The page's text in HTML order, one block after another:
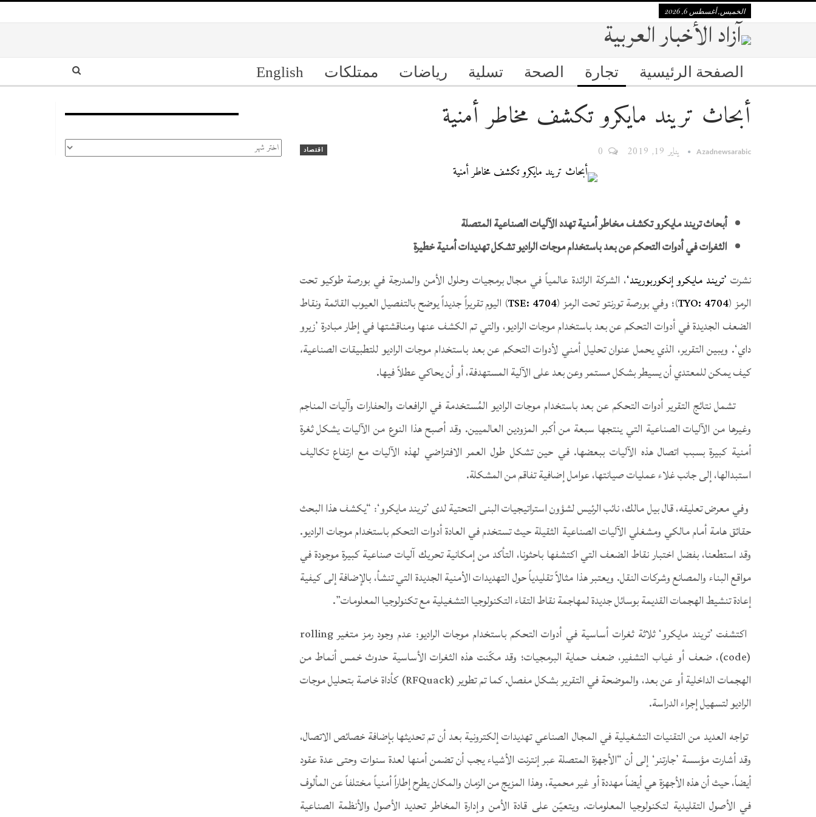
الخميس, أغسطس 6, 2026
الصفحة الرئيسية تجارة الصحة تسلية رياضات ممتلكات English
أبحاث تريند مايكرو تكشف مخاطر أمنية
اقتصاد Azadnewsarabic يناير 19, 2019
أبحاث تريند مايكرو تكشف مخاطر أمنية تهدد الآليات الصناعية المتصلة‏
‏‏الثغرات في أدوات التحكم عن بعد باستخدام موجات الراديو تشكل تهديدات أمنية خطيرة‏
‏‏نشرت ‏ ‏’تريند مايكرو إنكوربوريتد‘‏‏، الشركة الرائدة عالمياً في مجال برمجيات وحلول الأمن والمدرجة في بورصة طوكيو تحت
الرمز‏‏ (‏‎TYO: 4704‎‏)‏‏؛ وفي بورصة تورنتو تحت الرمز (‏‎TSE: 4704‎‏) اليوم تقريراً جديداً يوضح بالتفصيل العيوب القائمة ونقاط
الضعف الجديدة في أدوات التحكم عن بعد باستخدام موجات الراديو، والتي تم الكشف عنها ومناقشتها في إطار مبادرة ’زيرو
داي‘. ويبين التقرير، الذي يحمل عنوان ‏‏تحليل أمني لأدوات التحكم عن بعد باستخدام موجات الراديو للتطبيقات الصناعية‏‏،‏
كيف يمكن للمعتدي أن يسيطر بشكل مستمر وعن بعد على الآلية المستهدفة، أو أن يحاكي عطلاً فيها.‏
‏‎ ‎‏‏تشمل نتائج التقرير أدوات التحكم عن بعد باستخدام موجات الراديو المُستخدمة في الرافعات والحفارات وآليات المناجم
وغيرها من الآليات الصناعية التي ينتجها سبعة من أكبر المزودين العالميين. وقد أصبح هذا النوع من الآليات يشكل ثغرة
أمنية كبيرة بسبب اتصال هذه الآليات ببعضها.‏‏ ‏‏في حين تشكل طول العمر الافتراضي لهذه الآليات مع ارتفاع تكاليف
استبدالها، إلى جانب غلاء عمليات صيانتها، عوامل إضافية تفاقم من المشكلة.‏
‏‎ ‎‏‏وفي معرض تعليقه، قال بيل مالك، نائب الرئيس لشؤون استراتيجيات البنى التحتية لدى ’تريند مايكرو‘: “يكشف هذا البحث
حقائق هامة أمام مالكي ومشغلي الآليات الصناعية الثقيلة حيث تستخدم في العادة أدوات التحكم باستخدام موجات الراديو.
وقد استطعنا، بفضل اختبار نقاط الضعف التي اكتشفها باحثونا، التأكد من إمكانية تحريك آليات صناعية كبيرة موجودة في
مواقع البناء والمصانع وشركات النقل. ويعتبر هذا مثالاً تقليدياً حول التهديدات الأمنية الجديدة التي تنشأ، بالإضافة إلى كيفية
إعادة تنشيط الهجمات القديمة بوسائل جديدة لمهاجمة نقاط التقاء التكنولوجيا التشغيلية مع تكنولوجيا المعلومات”.‏
‏‎ ‎‏‏اكتشفت ’تريند مايكرو‘ ثلاثة ثغرات أساسية في أدوات التحكم باستخدام موجات الراديو: عدم وجود رمز متغير ‏‎rolling
code)‎‏)‏‏، ضعف أو غياب التشفير، ضعف حماية البرمجيات؛ وقد مكّنت هذه الثغرات الأساسية حدوث خمس أنماط من
الهجمات الداخلية أو عن بعد، والموضحة في التقرير بشكل مفصل. كما تم تطوير ‏‎RFQuack)‎‏)‏‏ كأداة خاصة بتحليل موجات
الراديو لتسهيل إجراء الدراسة.‏
‏‎ ‎‏‏تواجه العديد من التقنيات التشغيلية في المجال الصناعي تهديدات إلكترونية بعد أن تم تحديثها بإضافة خصائص الاتصال،‏‏
وقد أشارت مؤسسة ’جارتنر‘ إلى أن “الأجهزة المتصلة عبر إنترنت الأشياء يجب أن تضمن أمنها لعدة سنوات وحتى عدة عقود
أيضاً، حيث أن هذه الأجهزة هي أيضاً مهددة أو غير محمية، وهذا المزيج من الزمان والمكان يطرح إطاراً أمنياً مختلفاً عن المألوف
في الأصول التقليدية لتكنولوجيا المعلومات. ويتعيّن على قادة الأمن وإدارة المخاطر تحديد الأصول والأنظمة الصناعية
الأرشيف